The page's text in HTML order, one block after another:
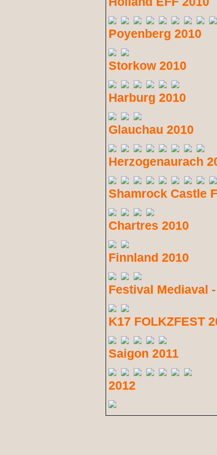
Poyenberg 2010
Storkow 2010
Harburg 2010
Glauchau 2010
Herzogenaurach
Shamrock Castle
Chartres 2010
Finnland 2010
Festival Mediaval
K17 FOLKZFEST
Saigon 2011
2012